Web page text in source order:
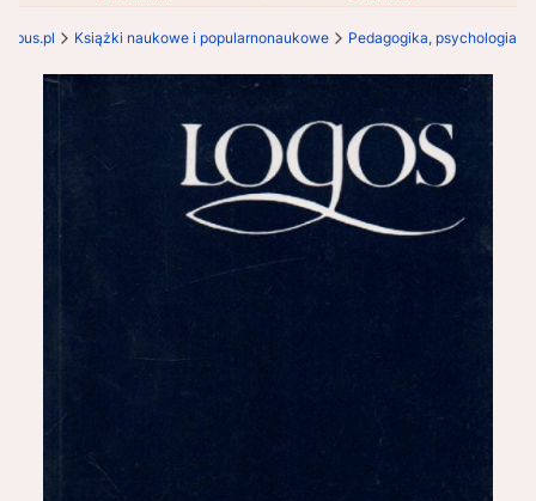
Książki naukowe i popularnonaukowe Pedagogika, psychologia